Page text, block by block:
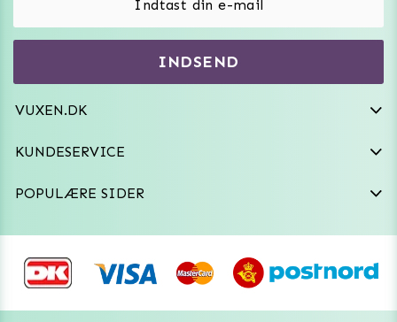
INDSEND
VUXEN.DK
VAT: SE556744520901
kundeservice@vuxen.dk
KUNDESERVICE
Fortryd aftale
POPULÆRE SIDER
Vibratorer
Frækt undertøj